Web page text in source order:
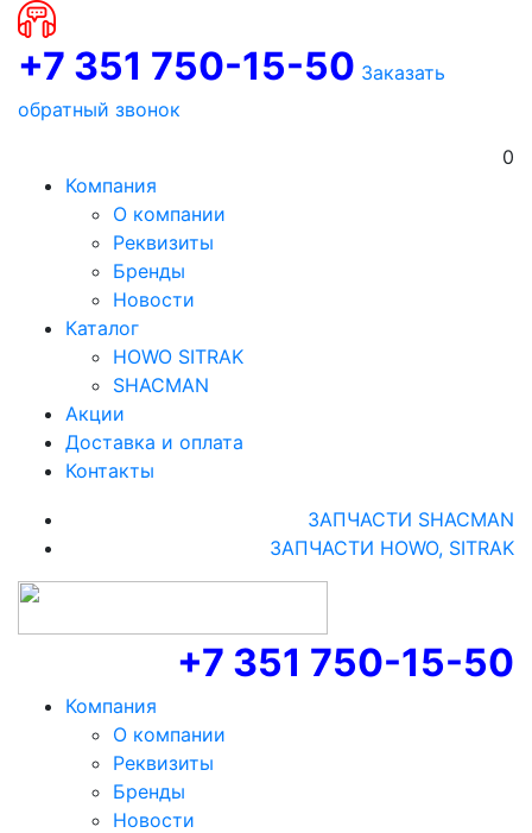
+7 351 750-15-50 Заказать
обратный звонок
0
Компания
О компании
Реквизиты
Бренды
Новости
Каталог
HOWO SITRAK
SHACMAN
Акции
Доставка и оплата
Контакты
ЗАПЧАСТИ SHACMAN
ЗАПЧАСТИ HOWO, SITRAK
+7 351 750-15-50
Компания
О компании
Реквизиты
Бренды
Новости